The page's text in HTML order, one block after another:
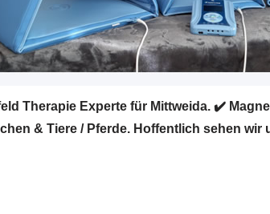
Therapie Experte für Mittweida. ✔️
& Tiere / Pferde. Hoffentlich sehen